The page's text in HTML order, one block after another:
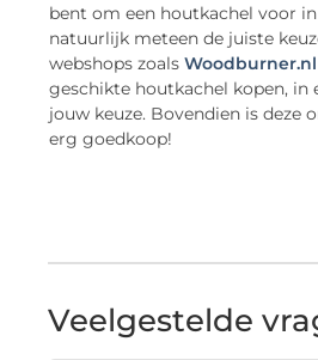
bent om een houtkachel voor
natuurlijk meteen de juiste
webshops zoalsWoodburner.nl
geschikte houtkachel kopen, in
jouw keuze. Bovendien is deze
erg goedkoop!
Veelgestelde